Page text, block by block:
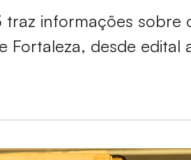
traz informações sobre
Fortaleza, desde edital